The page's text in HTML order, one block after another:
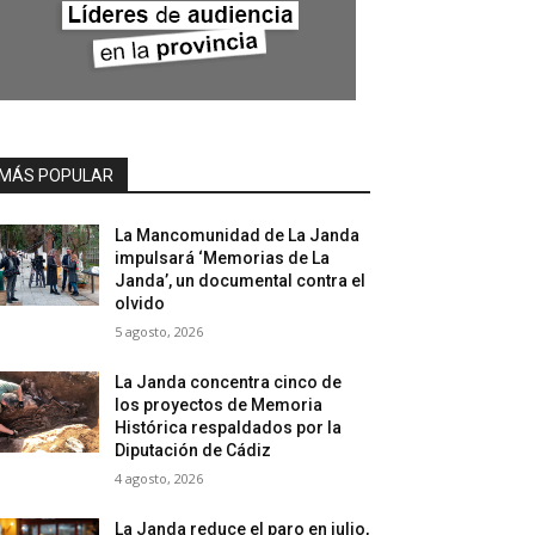
POPULAR
La Mancomunidad de La Janda
impulsará ‘Memorias de La
Janda’, un documental contra el
olvido
5 agosto, 2026
La Janda concentra cinco de
los proyectos de Memoria
Histórica respaldados por la
Diputación de Cádiz
4 agosto, 2026
La Janda reduce el paro en julio,